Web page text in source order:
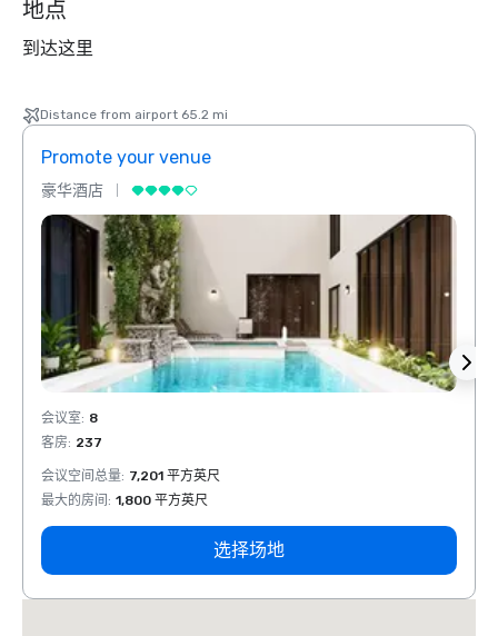
地点
到达这里
Distance from airport 65.2 mi
Promote your venue
豪华酒店
会议室: 8
客房: 237
会议空间总量: 7,201 平方英尺
最大的房间 : 1,800 平方英尺
选择场地